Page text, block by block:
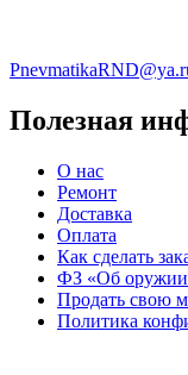
Полезная
О нас
Ремонт
Доставка
Оплата
Как сделать
ФЗ «Об
Продать свою
Политика